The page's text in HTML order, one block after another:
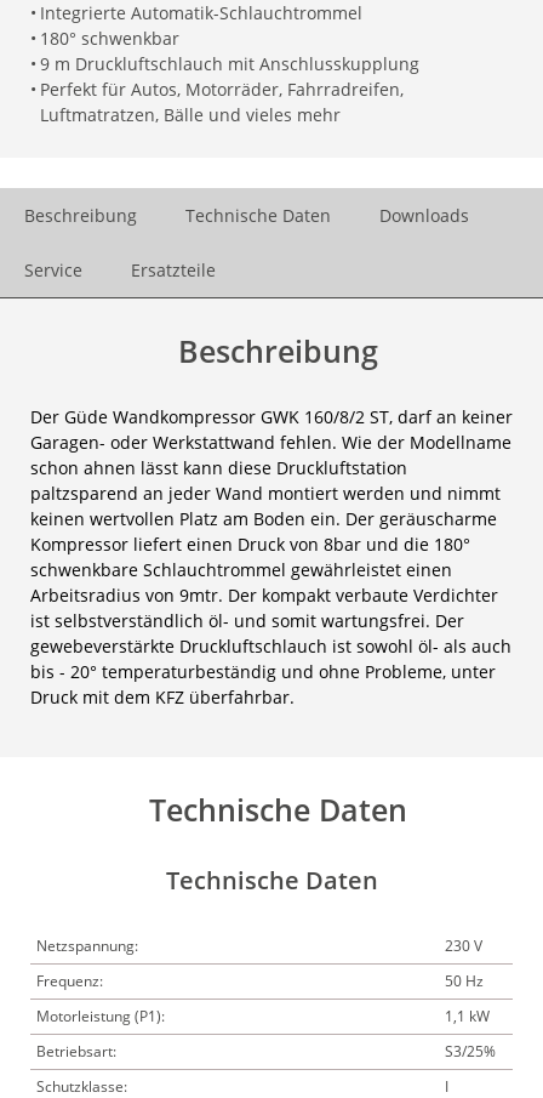
• Integrierte Automatik-Schlauchtrommel
• 180° schwenkbar
• 9 m Druckluftschlauch mit Anschlusskupplung
• Perfekt für Autos, Motorräder, Fahrradreifen,
Luftmatratzen, Bälle und vieles mehr
Beschreibung Technische Daten Downloads
Service Ersatzteile
Beschreibung
Der Güde Wandkompressor GWK 160/8/2 ST, darf an keiner
Garagen- oder Werkstattwand fehlen. Wie der Modellname
schon ahnen lässt kann diese Druckluftstation
paltzsparend an jeder Wand montiert werden und nimmt
keinen wertvollen Platz am Boden ein. Der geräuscharme
Kompressor liefert einen Druck von 8bar und die 180°
schwenkbare Schlauchtrommel gewährleistet einen
Arbeitsradius von 9mtr. Der kompakt verbaute Verdichter
ist selbstverständlich öl- und somit wartungsfrei. Der
gewebeverstärkte Druckluftschlauch ist sowohl öl- als auch
bis - 20° temperaturbeständig und ohne Probleme, unter
Druck mit dem KFZ überfahrbar.
Technische Daten
Technische Daten
Netzspannung:
230 V
Frequenz:
50 Hz
Motorleistung (P1):
1,1 kW
Betriebsart:
S3/25%
Schutzklasse:
I